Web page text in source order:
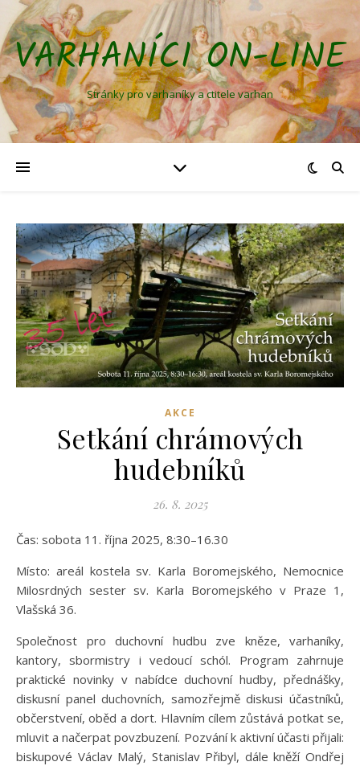
VARHANÍCI ON-LINE
Stránky pro varhaníky a ctitele varhan
AKCE
Setkání chrámových
hudebníků
26. 8. 2025
Čas: sobota 11. října 2025, 8:30–16.30
Místo: areál kostela sv. Karla Boromejského, Nemocnice
Milosrdných sester sv. Karla Boromejského v Praze 1,
Vlašská 36.
Společnost pro duchovní hudbu zve kněze, varhaníky,
kantory, sbormistry i vedoucí schól. Program zahrnuje
praktické novinky v nabídce duchovní hudby, přednášky,
diskusní panel duchovních, samozřejmě diskusi účastníků,
občerstvení, oběd a dort. Hlavním cílem zůstává potkat se,
mluvit a načerpat povzbuzení. Pozvání k aktivní účasti přijali:
biskupové Václav Malý, Stanislav Přibyl, dále kněží Ondřej